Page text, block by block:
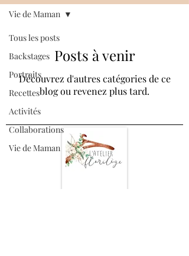
Tous les posts
Backstages
Portraits
Recettes
Activités
Collaborations
Vie de Maman
Vie de Maman
Posts à venir
Découvrez d'autres catégories de ce
blog ou revenez plus tard.